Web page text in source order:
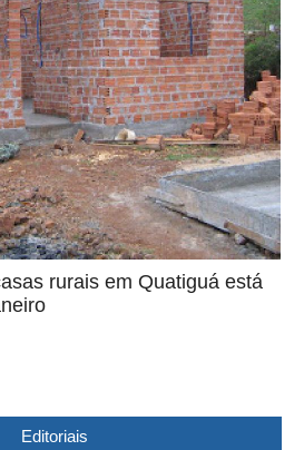
rurais em Quatiguá está
Editoriais